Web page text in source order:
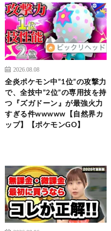
2026.08.08
全炎ポケモン中”1位”の攻撃力
で、全技中”2位”の専用技を持
つ『ズガドーン』が最強火力
すぎる件wwwww【自然界カ
ップ】【ポケモンGO】